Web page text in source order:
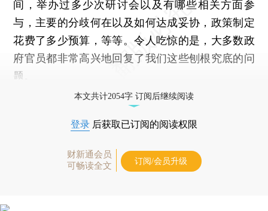
间，举办过多少次研讨会以及有哪些相关方面参
与，主要的分歧何在以及如何达成妥协，政策制定
花费了多少预算，等等。令人吃惊的是，大多数政
府官员都非常高兴地回复了我们这些刨根究底的问
题。
本文共计2054字 订阅后继续阅读
登录 后获取已订阅的阅读权限
财新通会员
可畅读全文
订阅/会员升级